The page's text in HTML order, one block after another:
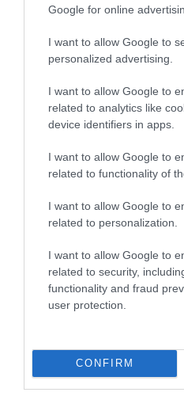
Google for online
I want to allow Google to
personalized advertising.
I want to allow Google to
related to analytics like
device identifiers in apps.
I want to allow Google to
related to functionality of
I want to allow Google to
related to personalization.
I want to allow Google to
related to security,
functionality and fraud
user protection.
CONFIRM